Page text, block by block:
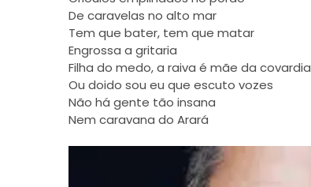
De caravelas no alto mar
Tem que bater, tem que matar
Engrossa a gritaria
Filha do medo, a raiva é mãe da covardia
Ou doido sou eu que escuto vozes
Não há gente tão insana
Nem caravana do Arará